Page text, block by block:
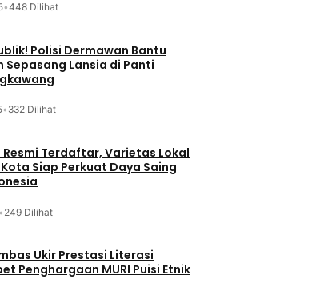
•448 Dilihat
Polisi Dermawan Bantu
Sepasang Lansia di Panti
• 332 Dilihat
Resmi Terdaftar, Varietas Lokal
Siap Perkuat Daya Saing
• 249 Dilihat
Ukir Prestasi Literasi
Penghargaan MURI Puisi Etnik